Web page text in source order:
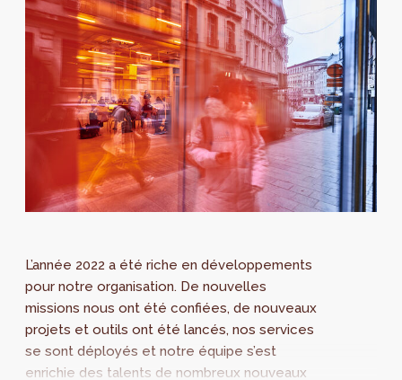
L’année 2022 a été riche en développements
pour notre organisation. De nouvelles
missions nous ont été confiées, de nouveaux
projets et outils ont été lancés, nos services
se sont déployés et notre équipe s’est
enrichie des talents de nombreux nouveaux